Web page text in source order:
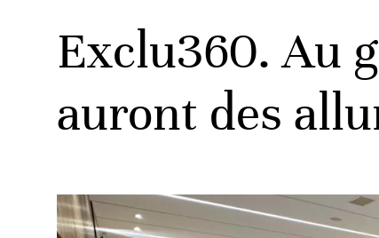
Exclu360. Au
auront des